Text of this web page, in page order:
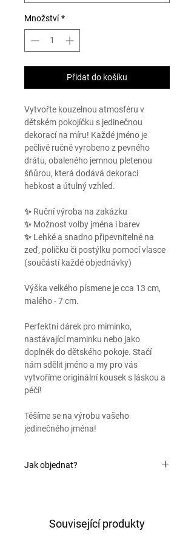
Množství *
Přidat do košíku
Vytvořte kouzelnou atmosféru v
dětském pokojíčku s jedinečnou
dekorací na míru! Každé jméno je
pečlivě ručně vyrobeno z pevného
drátu, obaleného jemnou pletenou
šňůrou, která dodává dekoraci
hebkost a útulný vzhled.
✨ Ruční výroba na zakázku
✨ Možnost volby jména i barev
✨ Lehké a snadno připevnitelné na
zeď, poličku či postýlku pomocí vlasce
(součástí každé objednávky)
Výška velkého písmene je cca 13 cm,
malého - 7 cm.
Perfektní dárek pro miminko,
nastávající maminku nebo jako
doplněk do dětského pokoje. Stačí
nám sdělit jméno a my pro vás
vytvoříme originální kousek s láskou a
péčí!
Těšíme se na výrobu vašeho
jedinečného jména!
Jak objednat?
vzorníku - poslední dvě fotky v galerii
Související produkty